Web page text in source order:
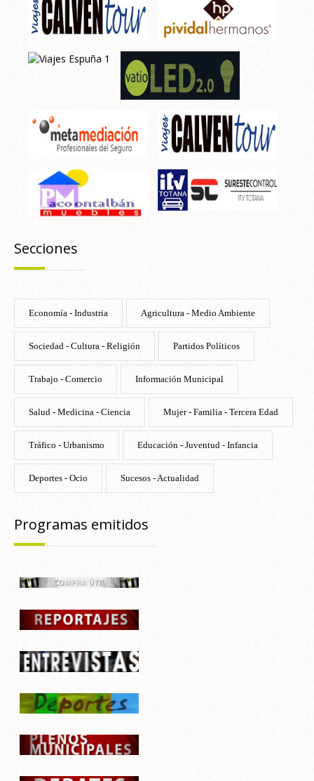
Secciones
Economía - Industria Agricultura - Medio Ambiente
Sociedad - Cultura - Religión Partidos Políticos
Trabajo - Comercio Información Municipal
Salud - Medicina - Ciencia Mujer - Familia - Tercera Edad
Tráfico - Urbanismo Educación - Juventud - Infancia
Deportes - Ocio Sucesos - Actualidad
Programas emitidos